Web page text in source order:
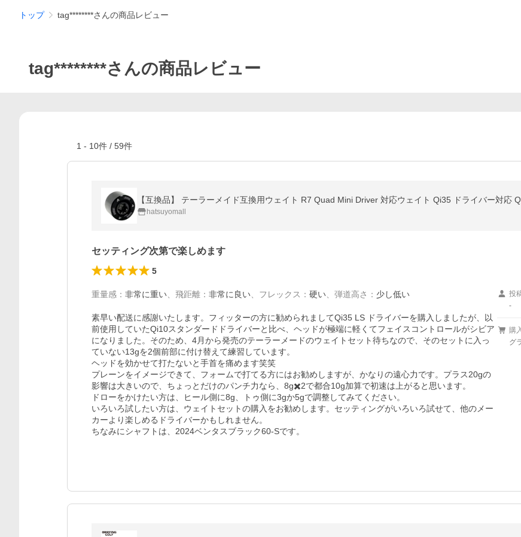
トップ tag********さんの商品レビュー
tag********さんの商品レビュー
1 - 10件 / 59件
【互換品】 テーラーメイド互換用ウェイト R7 Quad Mini Driver 対応ウェイト Qi35 ドライバー対応
hatsuyomall
セッティング次第で楽しめます
5
重量感 ： 非常に重い 飛距離 ： 非常に良い フレックス ： 硬い 弾道高さ ： 少し低い
素早い配送に感謝いたします。フィッターの方に勧められましてQi35 LS ドライバーを購入しましたが、以
前使用していたQi10スタンダードドライバーと比べ、ヘッドが極端に軽くてフェイスコントロールがシビア
になりました。そのため、4月から発売のテーラーメードのウェイトセット待ちなので、そのセットに入っ
ていない13gを2個前部に付け替えて練習しています。
ヘッドを効かせて打たないと手首を痛めます笑笑
プレーンをイメージできて、フォームで打てる方にはお勧めしますが、かなりの遠心力です。プラス20gの
影響は大きいので、ちょっとだけのパンチ力なら、8g✖️2で都合10g加算で初速は上がると思います。
ドローをかけたい方は、ヒール側に8g、トゥ側に3gか5gで調整してみてください。
いろいろ試したい方は、ウェイトセットの購入をお勧めします。セッティングがいろいろ試せて、他のメー
カーより楽しめるドライバーかもしれません。
投
-
購
グ